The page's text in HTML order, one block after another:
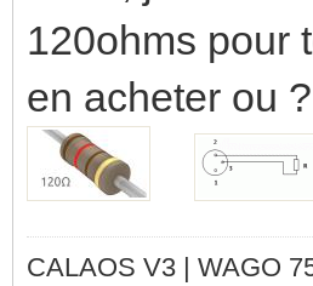
120ohms pour
en acheter ou
CALAOS V3 | WAGO